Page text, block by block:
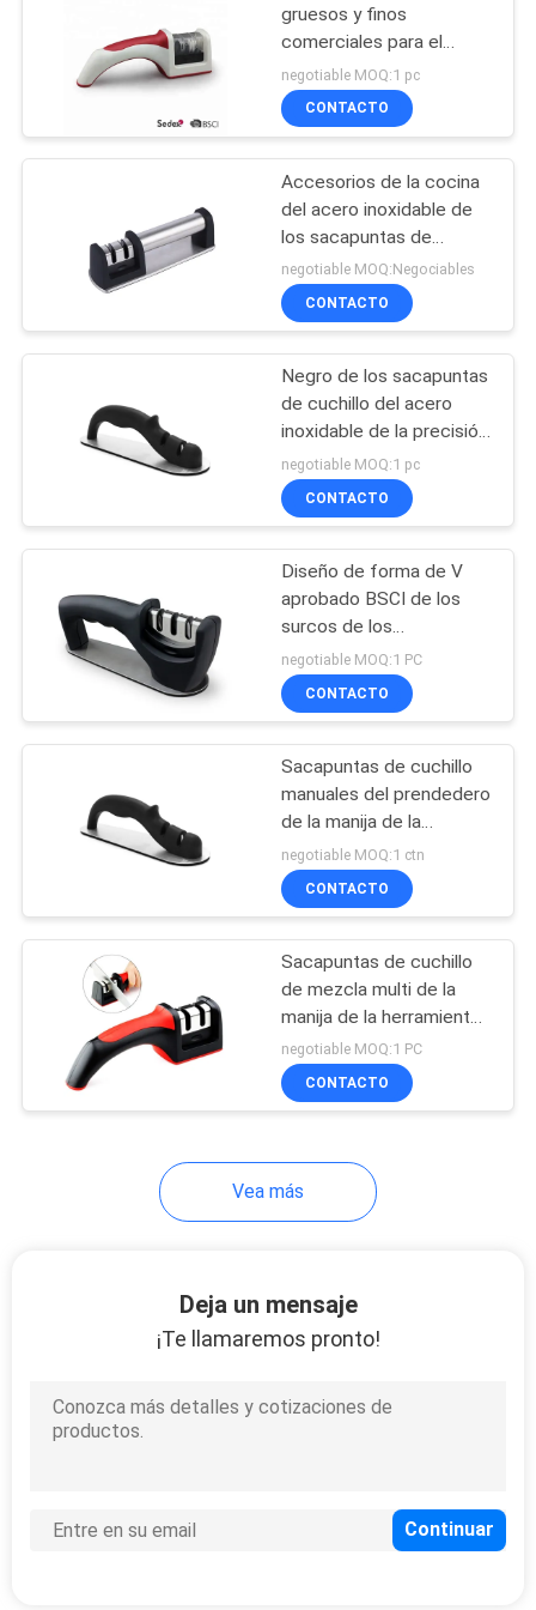
POLICY
Piedra de afilar que
afila la piedra
Cuchillo que afila
Rod
Tenedor eléctrico
del cuchillo
Nuevas llegadas
de la promoción
Otras herramientas
de la cocina
gruesos y finos
comerciales para el
cuchillo del metal y los
cuchillos de cerámica
negotiable MOQ:1 pc
CONTACTO
Accesorios de la cocina
del acero inoxidable de
los sacapuntas de
cuchillo de la manija del
hogar 200 * 62 * 64m m
negotiable MOQ:Negociables
CONTACTO
Negro de los sacapuntas
de cuchillo del acero
inoxidable de la precisión
con la parte inferior no-
del acero del resbalón
negotiable MOQ:1 pc
CONTACTO
Diseño de forma de V
aprobado BSCI de los
surcos de los
sacapuntas de cuchillo
de los cocineros tres
portátiles
negotiable MOQ:1 PC
CONTACTO
Sacapuntas de cuchillo
manuales del prendedero
de la manija de la
herramienta con la talla
190 trasera del color *
62 * 60m m
negotiable MOQ:1 ctn
CONTACTO
Sacapuntas de cuchillo
de mezcla multi de la
manija de la herramienta,
sacapuntas de cuchillo
de 2 pasos con el FDA
pasajero
negotiable MOQ:1 PC
CONTACTO
Vea más
Deja un mensaje
¡Te llamaremos pronto!